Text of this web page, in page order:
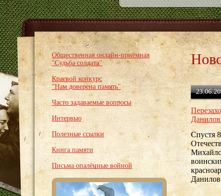
Общественная онлайн-приёмная
"Судьба солдата"
Краевой конкурс
"Нам доверена память"
Часто задаваемые вопросы
Интервью
Полезные ссылки
Книга памяти
Письма опалённые войной
Спустя